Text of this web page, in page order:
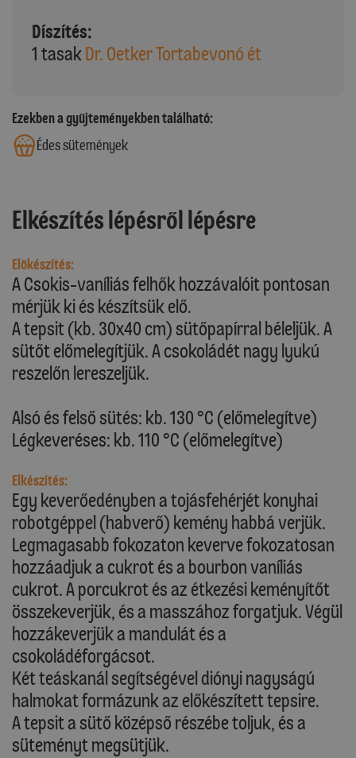
Díszítés:
1 tasak Dr. Oetker Tortabevonó ét
Ezekben a gyűjteményekben található:
Édes sütemények
Elkészítés lépésről lépésre
Előkészítés:
A Csokis-vaníliás felhők hozzávalóit pontosan
mérjük ki és készítsük elő.
A tepsit (kb. 30x40 cm) sütőpapírral béleljük. A
sütőt előmelegítjük. A csokoládét nagy lyukú
reszelőn lereszeljük.
Alsó és felső sütés: kb. 130 °C (előmelegítve)
Légkeveréses: kb. 110 °C (előmelegítve)
Elkészítés:
Egy keverőedényben a tojásfehérjét konyhai
robotgéppel (habverő) kemény habbá verjük.
Legmagasabb fokozaton keverve fokozatosan
hozzáadjuk a cukrot és a bourbon vaníliás
cukrot. A porcukrot és az étkezési keményítőt
összekeverjük, és a masszához forgatjuk. Végül
hozzákeverjük a mandulát és a
csokoládéforgácsot.
Két teáskanál segítségével diónyi nagyságú
halmokat formázunk az előkészített tepsire.
A tepsit a sütő középső részébe toljuk, és a
süteményt megsütjük.